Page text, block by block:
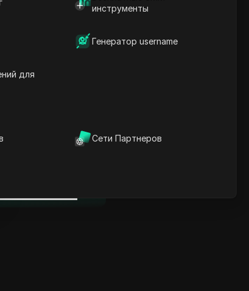
инструменты
Генератор username
для
Сети Партнеров
информация
слова
вопросы и
антидетект браузер